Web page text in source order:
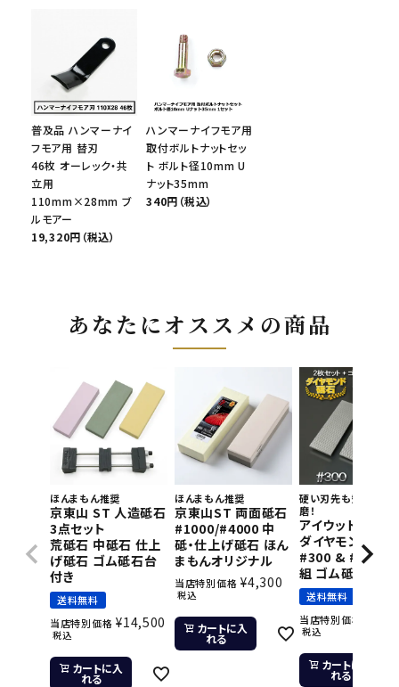
普及品 ハンマーナイ
フモア用 替刃
46枚 オーレック・共
立用
110mm×28mm ブ
ルモアー
19,320円（税込）
ハンマーナイフモア用
取付ボルトナットセッ
ト ボルト径10mm U
ナット35mm
340円（税込）
あなたにオススメの商品
ほんまもん推奨
京東山 ST 人造砥石
3点セット
荒砥石 中砥石 仕上
げ砥石 ゴム砥石台
付き
送料無料
当店特別価格 ¥14,500
税込
カートに入
れる
ほんまもん推奨
京東山ST 両面砥石
#1000/#4000 中
砥・仕上げ砥石 ほん
まもんオリジナル
当店特別価格 ¥4,300
税込
カートに入
れる
硬い刃先も短時間で
磨！
アイウッド 片面
ダイヤモンド砥石
#300 & #800 2
組 ゴム砥石台付
送料無料
当店特別価格
税込
カートに入
れる